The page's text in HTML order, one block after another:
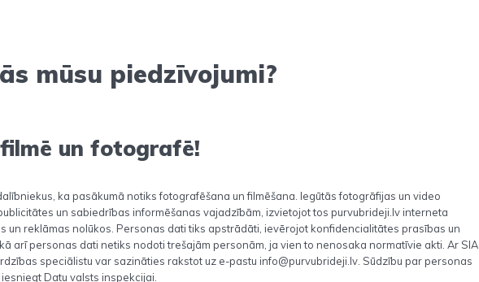
mūsu piedzīvojumi?
un fotografē!
ka pasākumā notiks fotografēšana un filmēšana. Iegūtās fotogrāfijas un video
un sabiedrības informēšanas vajadzībām, izvietojot tos purvubrideji.lv interneta
un reklāmas nolūkos. Personas dati tiks apstrādāti, ievērojot konfidencialitātes prasības un
arī personas dati netiks nodoti trešajām personām, ja vien to nenosaka normatīvie akti. Ar SIA
speciālistu var sazināties rakstot uz e-pastu info@purvubrideji.lv. Sūdzību par personas
Datu valsts inspekcijai.